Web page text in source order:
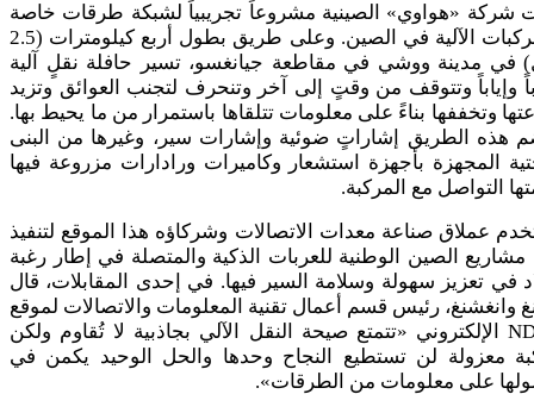
شركة «هواوي» الصينية مشروعاً تجريبياً لشبكة طرقات خاصة
بالمركبات الآلية في الصين. وعلى طريق بطول أربع كيلومترات (2.5
في مدينة ووشي في مقاطعة جيانغسو، تسير حافلة نقلٍ آلية
وإياباً وتتوقف من وقتٍ إلى آخر وتنحرف لتجنب العوائق وتزيد
وتخففها بناءً على معلومات تتلقاها باستمرار من ما يحيط بها.
هذه الطريق إشاراتٍ ضوئية وإشارات سير، وغيرها من البنى
المجهزة بأجهزة استشعار وكاميرات ورادارات مزروعة فيها
التواصل مع المركبة.
عملاق صناعة معدات الاتصالات وشركاؤه هذا الموقع لتنفيذ
مشاريع الصين الوطنية للعربات الذكية والمتصلة في إطار رغبة
في تعزيز سهولة وسلامة السير فيها. في إحدى المقابلات، قال
وانغشنغ، رئيس قسم أعمال تقنية المعلومات والاتصالات لموقع
NDTV الإلكتروني «تتمتع صيحة النقل الآلي بجاذبية لا تُقاوم ولكن
معزولة لن تستطيع النجاح وحدها والحل الوحيد يكمن في
على معلومات من الطرقات».